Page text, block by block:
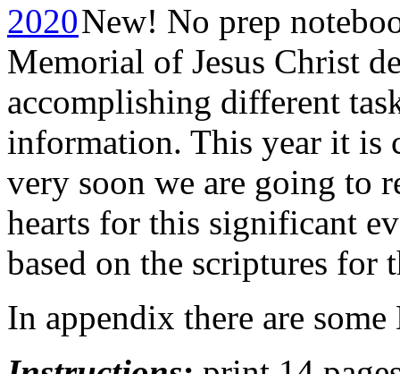
New! No prep
Memorial of Jesus Christ
accomplishing different
information. This year it is
very soon we are going to
hearts for this significant
based on the scriptures for
In appendix there are